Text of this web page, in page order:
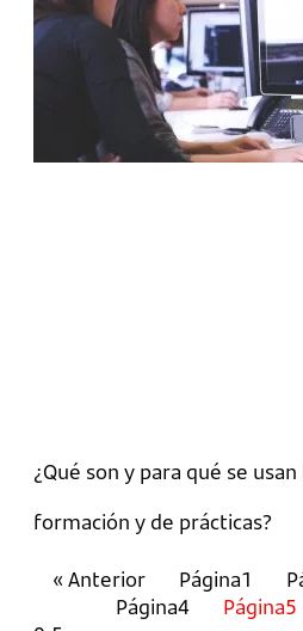
¿Qué son y para qué se
formación y de prácticas?
« Anterior Página1
Página4 Página5